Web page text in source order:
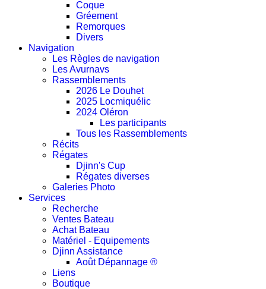
Coque
Gréement
Remorques
Divers
Navigation
Les Règles de navigation
Les Avurnavs
Rassemblements
2026 Le Douhet
2025 Locmiquélic
2024 Oléron
Les participants
Tous les Rassemblements
Récits
Régates
Djinn's Cup
Régates diverses
Galeries Photo
Services
Recherche
Ventes Bateau
Achat Bateau
Matériel - Equipements
Djinn Assistance
Août Dépannage ®
Liens
Boutique